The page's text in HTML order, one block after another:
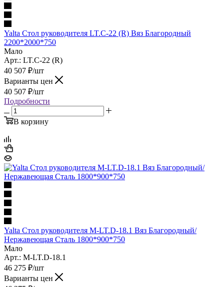
Yalta Стол руководителя LT.C-22 (R) Вяз Благородный
2200*2000*750
Мало
Арт.: LT.C-22 (R)
40 507 ₽/шт
Варианты цен
40 507 ₽/шт
Подробности
В корзину
Yalta Стол руководителя M-LT.D-18.1 Вяз Благородный/
Нержавеющая Сталь 1800*900*750
Мало
Арт.: M-LT.D-18.1
46 275 ₽/шт
Варианты цен